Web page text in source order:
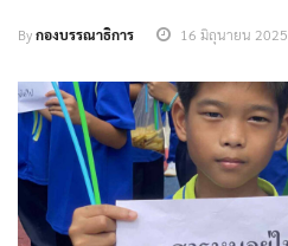
Byกองบรรณาธิการ 16 มิถุนายน 2025